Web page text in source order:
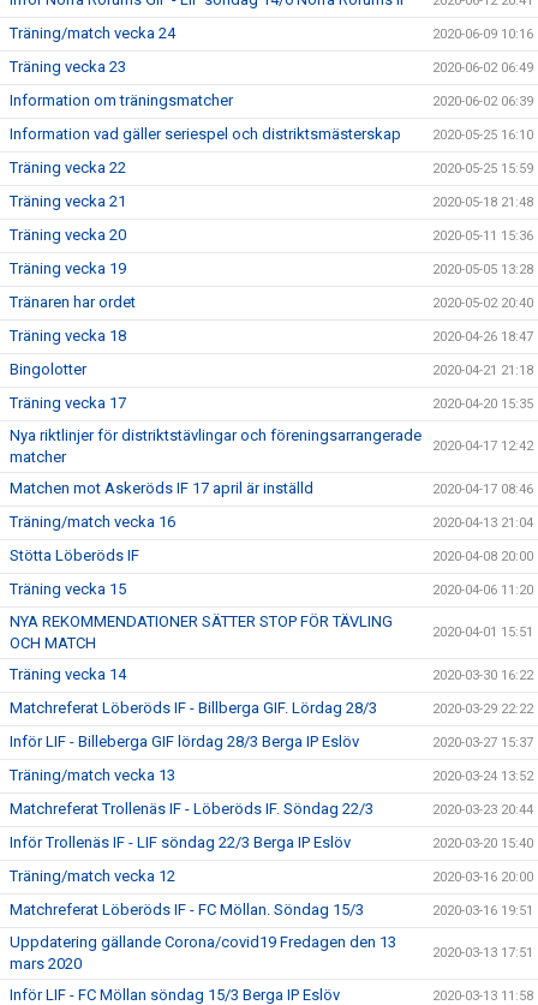
Träning/match vecka 24 2020-06-09 10:16
Träning vecka 23 2020-06-02 06:49
Information om träningsmatcher 2020-06-02 06:39
Information vad gäller seriespel och distriktsmästerskap 2020-05-25 16:10
Träning vecka 22 2020-05-25 15:59
Träning vecka 21 2020-05-18 21:48
Träning vecka 20 2020-05-11 15:36
Träning vecka 19 2020-05-05 13:28
Tränaren har ordet 2020-05-02 20:40
Träning vecka 18 2020-04-26 18:47
Bingolotter 2020-04-21 21:18
Träning vecka 17 2020-04-20 15:35
Nya riktlinjer för distriktstävlingar och föreningsarrangerade
matcher
2020-04-17 12:42
Matchen mot Askeröds IF 17 april är inställd 2020-04-17 08:46
Träning/match vecka 16 2020-04-13 21:04
Stötta Löberöds IF 2020-04-08 20:00
Träning vecka 15 2020-04-06 11:20
NYA REKOMMENDATIONER SÄTTER STOP FÖR TÄVLING
OCH MATCH
2020-04-01 15:51
Träning vecka 14 2020-03-30 16:22
Matchreferat Löberöds IF - Billberga GIF. Lördag 28/3 2020-03-29 22:22
Inför LIF - Billeberga GIF lördag 28/3 Berga IP Eslöv 2020-03-27 15:37
Träning/match vecka 13 2020-03-24 13:52
Matchreferat Trollenäs IF - Löberöds IF. Söndag 22/3 2020-03-23 20:44
Inför Trollenäs IF - LIF söndag 22/3 Berga IP Eslöv 2020-03-20 15:40
Träning/match vecka 12 2020-03-16 20:00
Matchreferat Löberöds IF - FC Möllan. Söndag 15/3 2020-03-16 19:51
Uppdatering gällande Corona/covid19 Fredagen den 13
mars 2020
2020-03-13 17:51
Inför LIF - FC Möllan söndag 15/3 Berga IP Eslöv 2020-03-13 11:58